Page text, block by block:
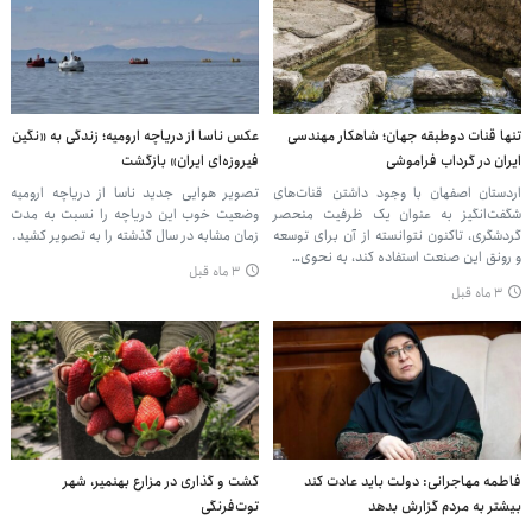
تنها قنات دوطبقه جهان؛ شاهکار مهندسی
ایران در گرداب فراموشی
اردستان‌ اصفهان‌ با وجود داشتن قنات‌های
شگفت‌انگیز به عنوان یک ظرفیت منحصر
گردشگری، تاکنون نتوانسته از آن برای توسعه
و رونق این صنعت استفاده کند، به نحوی…
۳ ماه قبل
عکس ناسا از دریاچه ارومیه؛ زندگی به «نگین
فیروزه‌ای ایران» بازگشت
تصویر هوایی جدید ناسا از دریاچه ارومیه
وضعیت خوب این دریاچه را نسبت به مدت
زمان مشابه در سال گذشته را به تصویر کشید.
۳ ماه قبل
فاطمه مهاجرانی: دولت باید عادت کند
بیشتر به مردم گزارش بدهد
گشت و گذاری در مزارع بهنمیر، شهر
توت‌فرنگی